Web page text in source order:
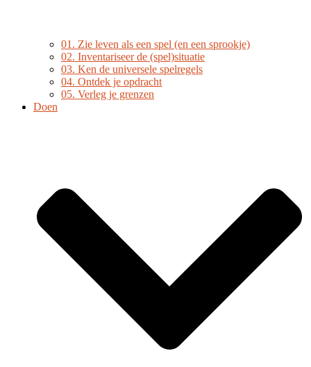
01. Zie leven als een spel (en een sprookje)
02. Inventariseer de (spel)situatie
03. Ken de universele spelregels
04. Ontdek je opdracht
05. Verleg je grenzen
Doen